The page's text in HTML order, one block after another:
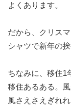
よくあります。
だから、クリス
シャツで新年の
ちなみに、移住1
移住あるある。
風さえさえぎれ